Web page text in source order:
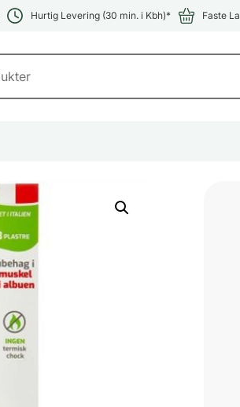
Hurtig Levering (30 min. i Kbh)* Faste